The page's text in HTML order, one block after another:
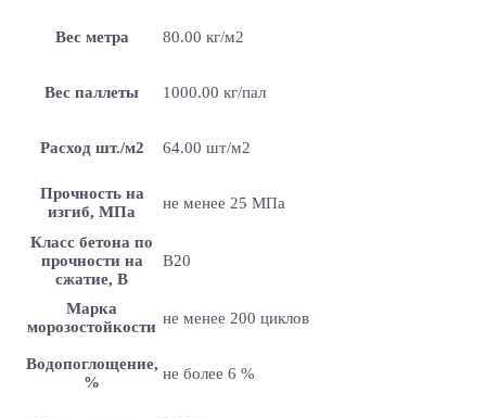
Вес метра 80.00 кг/м2
Вес паллеты 1000.00 кг/пал
Расход шт./м2 64.00 шт/м2
Прочность на
изгиб, МПа
не менее 25 МПа
Класс бетона по
прочности на
сжатие, В
B20
Марка
морозостойкости не менее 200 циклов
Водопоглощение,
%
не более 6 %